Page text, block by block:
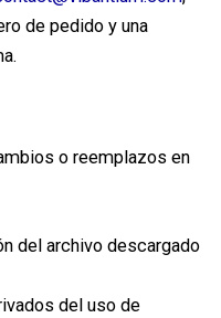
de pedido y una
o reemplazos en
del archivo descargado
del uso de